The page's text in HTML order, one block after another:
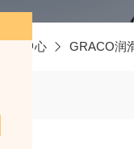
产品中心 GRACO润